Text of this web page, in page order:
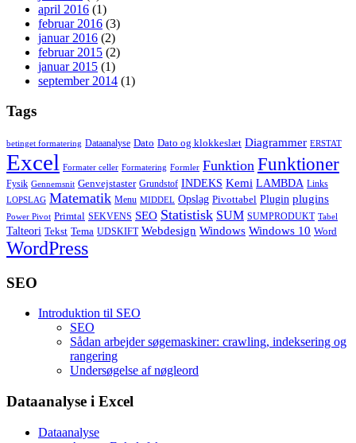
april 2016 (1)
februar 2016 (3)
januar 2016 (2)
februar 2015 (2)
januar 2015 (1)
september 2014 (1)
Tags
betinget formatering Dataanalyse Dato Dato og klokkeslæt Diagrammer ERSTAT
Excel Formater celler Formatering Formler Funktion Funktioner
Fysik Gennemsnit Genvejstaster Grundstof INDEKS Kemi LAMBDA Links
LOPSLAG Matematik Menu MIDDEL Opslag Pivottabel Plugin plugins
Power Pivot Primtal SEKVENS SEO Statistisk SUM SUMPRODUKT Tabel
Talteori Tekst Tema UDSKIFT Webdesign Windows Windows 10 Word
WordPress
SEO
Introduktion til SEO
SEO
Sådan arbejder søgemaskiner: crawling, indeksering og
rangering
Undersøgelse af nøgleord
Dataanalyse i Excel
Dataanalyse